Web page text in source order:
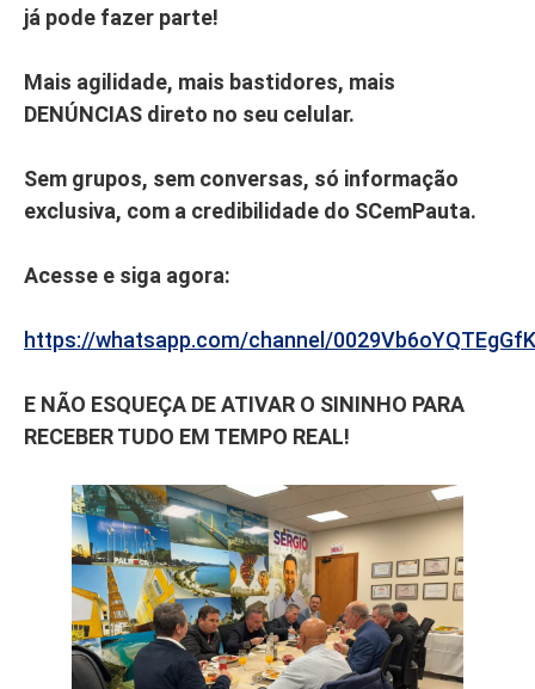
já pode fazer parte!
Mais agilidade, mais bastidores, mais
DENÚNCIAS direto no seu celular.
Sem grupos, sem conversas, só informação
exclusiva, com a credibilidade do SCemPauta.
Acesse e siga agora:
https://whatsapp.com/channel/
E NÃO ESQUEÇA DE ATIVAR O SININHO PARA
RECEBER TUDO EM TEMPO REAL!